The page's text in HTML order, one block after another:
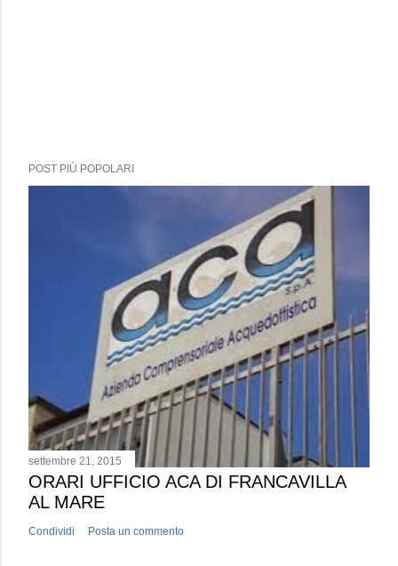
POST PIÙ POPOLARI
settembre 21, 2015
ORARI UFFICIO ACA DI FRANCAVILLA
AL MARE
Condividi Posta un commento